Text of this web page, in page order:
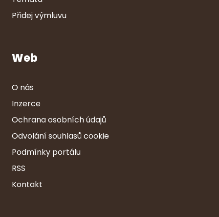
Přidej výmluvu
Web
O nás
Inzerce
Ochrana osobních údajů
Odvolání souhlasů cookie
Podmínky portálu
RSS
Kontakt